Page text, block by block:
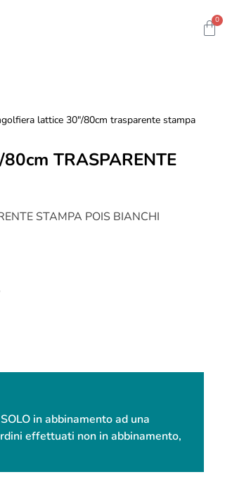
0
lattice 30"/80cm trasparente stampa
TRASPARENTE
STAMPA POIS BIANCHI
in abbinamento ad una
effettuati non in abbinamento,